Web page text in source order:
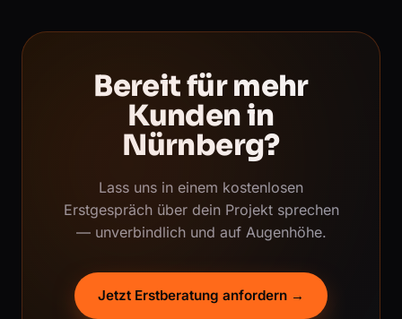
Bereit für mehr
Kunden in
Nürnberg?
Lass uns in einem kostenlosen
Erstgespräch über dein Projekt sprechen
— unverbindlich und auf Augenhöhe.
Jetzt Erstberatung anfordern →